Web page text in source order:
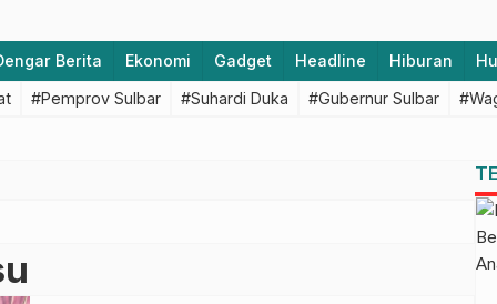
Berita Ekonomi Gadget Headline Hiburan
#Pemprov Sulbar #Suhardi Duka #Gubernur Sulbar